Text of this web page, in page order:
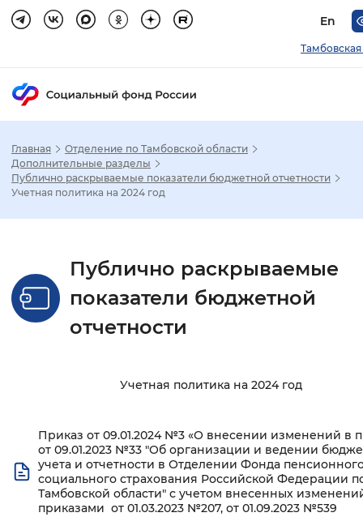
En
Настройка режима отображения
Стандартный Увеличенный
Интервал между буквами
Цвет сайта
Монохромный Инверсивный
Главная
Отделение по Тамбовской области
Дополнительные разделы
Публично раскрываемые показатели бюджетной отчетности
Учетная политика на 2024 год
Публично раскрываемые
показатели бюджетной
отчетности
Учетная политика на 2024 год
Приказ от 09.01.2024 №3 «О внесении изменений в
от 09.01.2023 №33 "Об организации и ведении
учета и отчетности в Отделении Фонда
социального страхования Российской Федерации
Тамбовской области" с учетом внесенных
приказами от 01.03.2023 №207, от 01.09.2023 №539